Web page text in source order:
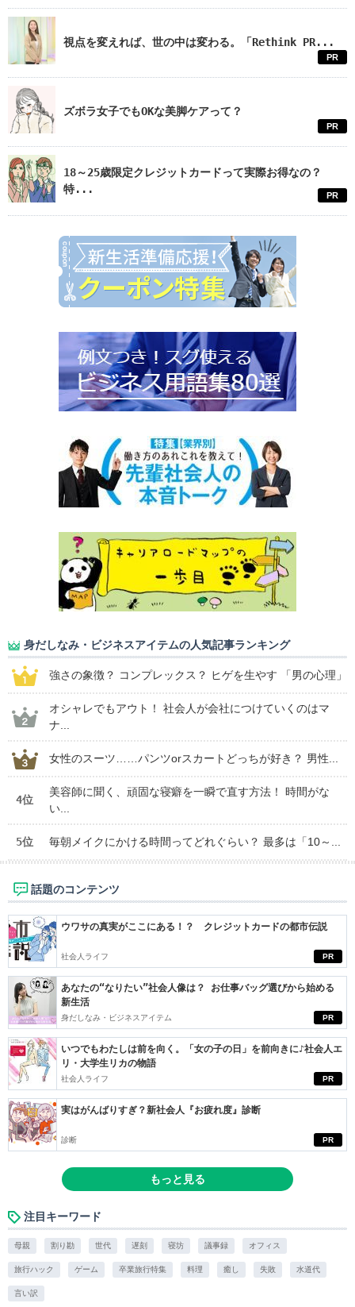
視点を変えれば、世の中は変わる。「Rethink PR...
PR
ズボラ女子でもOKな美脚ケアって？
PR
18～25歳限定クレジットカードって実際お得なの？
特...
PR
身だしなみ・ビジネスアイテムの人気記事ランキング
強さの象徴？ コンプレックス？ ヒゲを生やす 「男の心理」
オシャレでもアウト！ 社会人が会社につけていくのはマ
ナ...
女性のスーツ……パンツorスカートどっちが好き？ 男性...
4位
美容師に聞く、頑固な寝癖を一瞬で直す方法！ 時間がな
い...
5位 毎朝メイクにかける時間ってどれぐらい？ 最多は「10～...
話題のコンテンツ
PR
ウワサの真実がここにある！？ クレジットカードの都市伝説
社会人ライフ
PR
あなたの“なりたい”社会人像は？ お仕事バッグ選びから始める
新生活
身だしなみ・ビジネスアイテム
PR
いつでもわたしは前を向く。「女の子の日」を前向きに♪社会人エ
リ・大学生リカの物語
社会人ライフ
PR
実はがんばりすぎ？新社会人『お疲れ度』診断
診断
もっと見る
注目キーワード
母親 割り勘 世代 遅刻 寝坊 議事録 オフィス
旅行ハック ゲーム 卒業旅行特集 料理 癒し 失敗 水道代
言い訳